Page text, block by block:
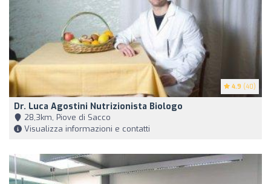
4.9 (40)
Dr. Luca Agostini Nutrizionista Biologo
28,3km, Piove di Sacco
Visualizza informazioni e contatti